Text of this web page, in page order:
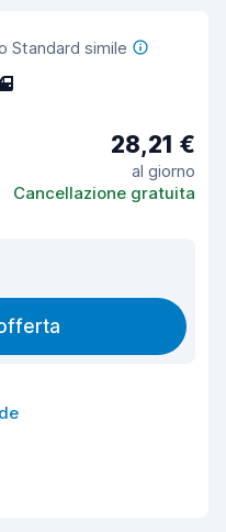
Standard simile
28,21 €
al giorno
Cancellazione gratuita